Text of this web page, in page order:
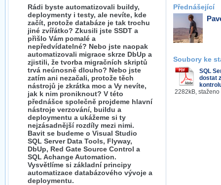
Rádi byste automatizovali buildy,
deploymenty i testy, ale nevíte, kde
začít, protože databáze je tak trochu
jiné zvířátko? Zkusili jste SSDT a
přišlo Vám pomalé a
nepředvídatelné? Nebo jste naopak
automatizovali migrace skrze DbUp a
zjistili, že tvorba migračních skriptů
trvá neúnosně dlouho? Nebo jste
zatím ani nezačali, protože těch
nástrojů je zkrátka moc a Vy nevíte,
jak k nim proniknout? V této
přednášce společně projdeme hlavní
nástroje verzování, buildu a
deploymentu a ukážeme si ty
nejzásadnější rozdíly mezi nimi.
Bavit se budeme o Visual Studio
SQL Server Data Tools, Flyway,
DbUp, Red Gate Source Control a
SQL Achange Automation.
Vysvětlíme si základní principy
automatizace databázového vývoje a
deploymentu.
Přednášející
Soubory ke
SQL
dostat
2282kB, staženo